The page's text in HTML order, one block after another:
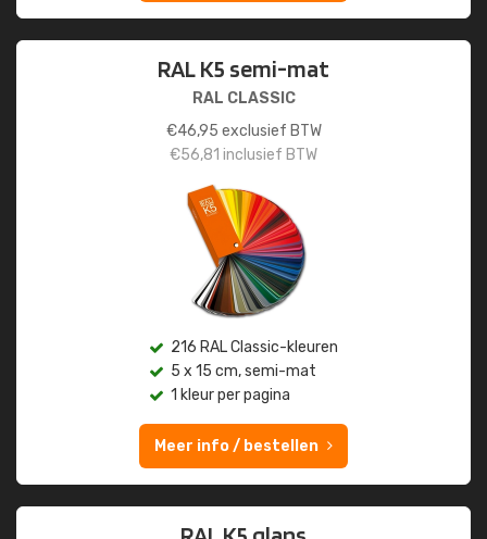
RAL K5 semi-mat
RAL CLASSIC
€46,95 exclusief BTW
€56,81 inclusief BTW
216 RAL Classic-kleuren
5 x 15 cm, semi-mat
1 kleur per pagina
Meer info / bestellen